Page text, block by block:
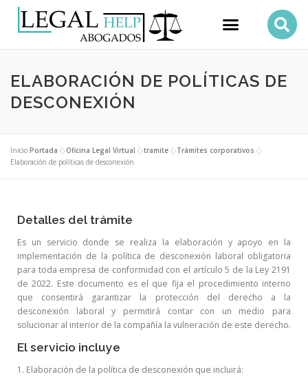
ELABORACIÓN DE POLÍTICAS DE
DESCONEXIÓN
Inicio Portada »Oficina Legal Virtual »tramite »Trámites corporativos »
Elaboración de políticas de desconexión
Detalles del trámite
Es un servicio donde se realiza la elaboración y apoyo en la
implementación de la política de desconexión laboral obligatoria
para toda empresa de conformidad con el artículo 5 de la Ley 2191
de 2022. Este documento es el que fija el procedimiento interno
que consentirá garantizar la protección del derecho a la
desconexión laboral y permitirá contar con un medio para
solucionar al interior de la compañía la vulneración de este derecho.
El servicio incluye
1. Elaboración de la política de desconexión que incluirá: